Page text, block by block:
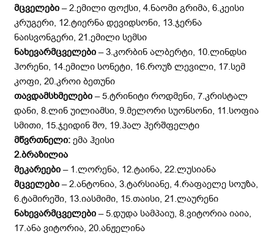
მცველები– 2.ემილი ფოქსი, 4.ნაომი გრიმა, 6.კეისი
კრუგერი, 12.ტიერნა დევიდსონი, 13.ჯერნა
ნაისვონგერი, 21.ემილი სემსი
ნახევარმცველები– 3.კორბინ ალბერტი, 10.ლინდსი
ჰორენი, 14.ემილი სონეტი, 16.როუზ ლევილი, 17.სემ
კოფი, 20.კროი ბეთუნი
თავდამსხმელები– 5.ტრინიტი როდმენი, 7.კრისტალ
დანი, 8.ლინ უილიამსი, 9.მელორი სუონსონი, 11.სოფია
სმითი, 15.ჯეიდინ შო, 19.ჰალ ჰერშფელტი
მწვრთნელი: ემა ჰეისი
2.ბრაზილია
მეკარეები– 1.ლორენა, 12.ტაინა, 22.ლუსიანა
მცველები– 2.ანტონია, 3.ტარსიანე, 4.რაფაელე სოუზა,
6.ტამირეში, 13.იასმიმი, 15.თაისი, 21.ლაურენი
ნახევარმცველები– 5.დუდა სამპაიუ, 8.ვიტორია იაია,
17.ანა ვიტორია, 20.ანჟელინა